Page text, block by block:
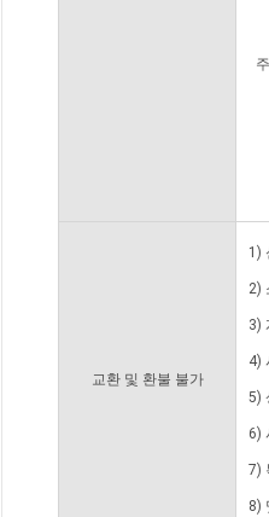
교환 및 환불 불가
1)
2)
3)
4)
5)
6)
7)
8)